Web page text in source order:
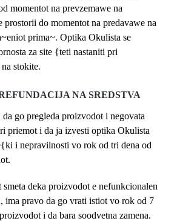
momentot na prevzemawe na
do momentot na predavawe na
prima~. Optika Okulista se
za site {teti nastaniti pri
stokite.
NA SREDSTVA
go pregleda proizvodot i negovata
priemot i da ja izvesti optika Okulista
i nepravilnosti vo rok od tri dena od
deka proizvodot e nefunkcionalen
ima pravo da go vrati istiot vo rok od 7
i da bara soodvetna zamena.